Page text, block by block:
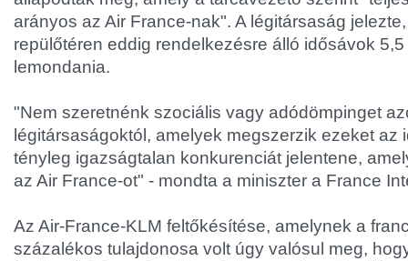
arányos az Air France-nak". A légitársaság
repülőtéren eddig rendelkezésre álló idősávok
lemondania.
"Nem szeretnénk szociális vagy adódömpinget
légitársaságoktól, amelyek megszerzik ezeket az
tényleg igazságtalan konkurenciát jelentene,
az Air France-ot" - mondta a miniszter a France
Az Air-France-KLM feltőkésítése, amelynek a
százalékos tulajdonosa volt úgy valósul meg,